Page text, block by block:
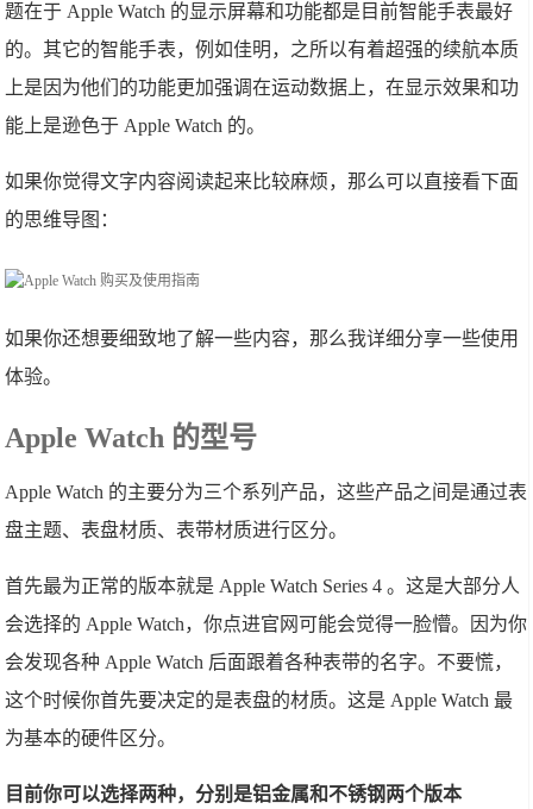
题在于 Apple Watch 的显示屏幕和功能都是目前智能手表最好
的。其它的智能手表，例如佳明，之所以有着超强的续航本质
上是因为他们的功能更加强调在运动数据上，在显示效果和功
能上是逊色于 Apple Watch 的。
如果你觉得文字内容阅读起来比较麻烦，那么可以直接看下面
的思维导图：
如果你还想要细致地了解一些内容，那么我详细分享一些使用
体验。
Apple Watch 的型号
Apple Watch 的主要分为三个系列产品，这些产品之间是通过表
盘主题、表盘材质、表带材质进行区分。
首先最为正常的版本就是 Apple Watch Series 4 。这是大部分人
会选择的 Apple Watch，你点进官网可能会觉得一脸懵。因为你
会发现各种 Apple Watch 后面跟着各种表带的名字。不要慌，
这个时候你首先要决定的是表盘的材质。这是 Apple Watch 最
为基本的硬件区分。
目前你可以选择两种，分别是铝金属和不锈钢两个版本